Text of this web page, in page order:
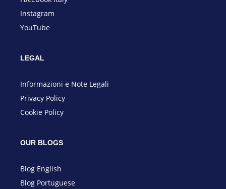
Instagram
YouTube
LEGAL
Informazioni e Note Legali
Privacy Policy
Cookie Policy
OUR BLOGS
Blog English
Blog Portuguese